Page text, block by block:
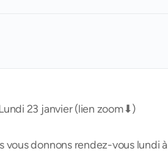
23 janvier (lien zoom⬇)
vous donnons rendez-vous lundi